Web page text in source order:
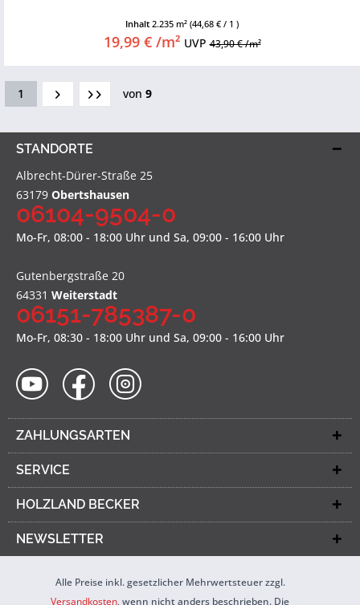
Inhalt 2.235 m² (44,68 € / 1 )
19,99 € /m² UVP43,90 € /m²
1 von 9
STANDORTE
Albrecht-Dürer-Straße 25
63179 Obertshausen
06104-9504-0
Mo-Fr, 08:00 - 18:00 Uhr und Sa, 09:00 - 16:00 Uhr
Gutenbergstraße 20
64331 Weiterstadt
06151-785387-0
Mo-Fr, 08:30 - 18:00 Uhr und Sa, 09:00 - 16:00 Uhr
ZAHLUNGSARTEN
SERVICE
HOLZLAND BECKER
NEWSLETTER
Alle Preise inkl. gesetzlicher Mehrwertsteuer zzgl.
Versandkosten, wenn nicht anders beschrieben. Die